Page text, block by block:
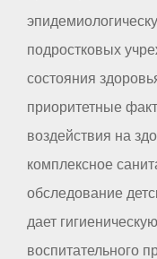
подростковых
состояния
приоритетные
воздействия на
комплексное
обследование
дает
воспитательного